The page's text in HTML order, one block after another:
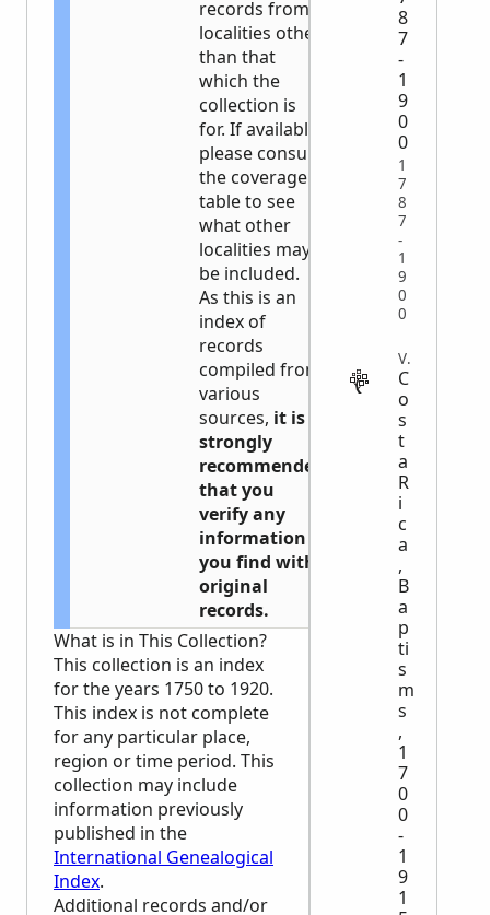
records from
localities other
than that
which the
collection is
for. If available,
please consult
the coverage
table to see
what other
localities may
be included.
As this is an
index of
records
compiled from
various
sources, it is
strongly
recommended
that you
verify any
information
you find with
original
records.
What is in This Collection?
This collection is an index
for the years 1750 to 1920.
This index is not complete
for any particular place,
region or time period. This
collection may include
information previously
published in the
International Genealogical
Index.
Additional records and/or
8
7
-
1
9
0
0
1
7
8
7
-
1
9
0
0
VITAL
C
o
s
t
a
R
i
c
a
,
B
a
p
ti
s
m
s
,
1
7
0
0
-
1
9
1